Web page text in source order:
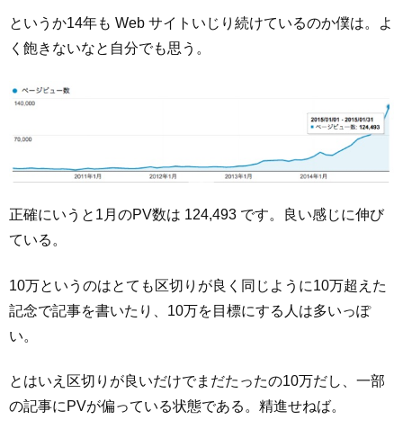
というか14年も Web サイトいじり続けているのか僕は。よ
く飽きないなと自分でも思う。
正確にいうと1月のPV数は 124,493 です。良い感じに伸び
ている。
10万というのはとても区切りが良く同じように10万超えた
記念で記事を書いたり、10万を目標にする人は多いっぽ
い。
とはいえ区切りが良いだけでまだたったの10万だし、一部
の記事にPVが偏っている状態である。精進せねば。